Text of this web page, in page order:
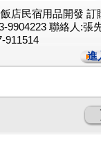
店民宿用品開發 訂
9904223 聯絡人:張
911514
進